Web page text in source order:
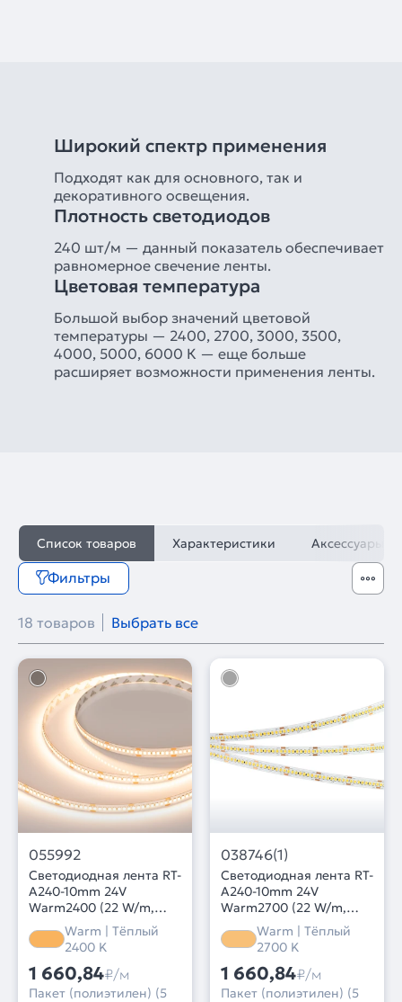
Широкий спектр применения
Подходят как для основного, так и
декоративного освещения.
Плотность светодиодов
240 шт/м — данный показатель обеспечивает
равномерное свечение ленты.
Цветовая температура
Большой выбор значений цветовой
температуры — 2400, 2700, 3000, 3500,
4000, 5000, 6000 К — еще больше
расширяет возможности применения ленты.
Список товаров Характеристики Аксессуары
Фильтры
18 товаров Выбрать все
055992
Светодиодная лента RT-
A240-10mm 24V
Warm2400 (22 W/m,
IP20, 2835, 5m) (Arlight,
высок.эфф.150 лм/Вт)
Warm | Тёплый
2400 K
1 660,84₽/м
Пакет (полиэтилен) (5
038746(1)
Светодиодная лента RT-
A240-10mm 24V
Warm2700 (22 W/m,
IP20, 5m) (Arlight,
высок.эфф.150 лм/Вт)
Warm | Тёплый
2700 K
1 660,84₽/м
Пакет (полиэтилен) (5